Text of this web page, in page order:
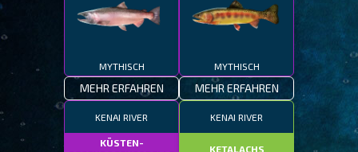
MYTHISCH
MEHR ERFAHREN
MYTHISCH
MEHR ERFAHREN
KENAI RIVER
KÜSTEN-
KENAI RIVER
KETALACHS